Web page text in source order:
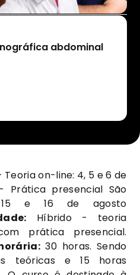
abdominal
Teoria on-line: 4, 5 e 6 de
Prática presencial São
15 e 16 de agosto
Híbrido - teoria
prática presencial.
30 horas. Sendo
teóricas e 15 horas